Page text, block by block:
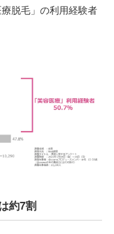
脱毛」の利用経験者
約7割